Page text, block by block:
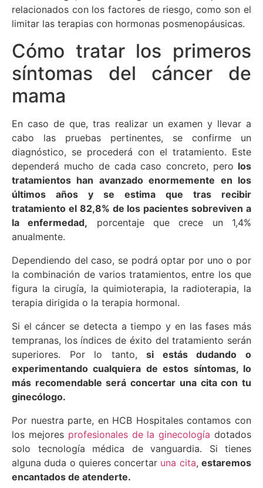
relacionados con los factores de riesgo, como son el
limitar las terapias con hormonas posmenopáusicas.
Cómo tratar los primeros
síntomas del cáncer de
mama
En caso de que, tras realizar un examen y llevar a
cabo las pruebas pertinentes, se confirme un
diagnóstico, se procederá con el tratamiento. Este
dependerá mucho de cada caso concreto, pero los
tratamientos han avanzado enormemente en los
últimos años y se estima que tras recibir
tratamiento el 82,8% de los pacientes sobreviven a
la enfermedad, porcentaje que crece un 1,4%
anualmente.
Dependiendo del caso, se podrá optar por uno o por
la combinación de varios tratamientos, entre los que
figura la cirugía, la quimioterapia, la radioterapia, la
terapia dirigida o la terapia hormonal.
Si el cáncer se detecta a tiempo y en las fases más
tempranas, los índices de éxito del tratamiento serán
superiores. Por lo tanto, si estás dudando o
experimentando cualquiera de estos síntomas, lo
más recomendable será concertar una cita con tu
ginecólogo.
Por nuestra parte, en HCB Hospitales contamos con
los mejores profesionales de la ginecología dotados
solo tecnología médica de vanguardia. Si tienes
alguna duda o quieres concertar una cita,estaremos
encantados de atenderte.